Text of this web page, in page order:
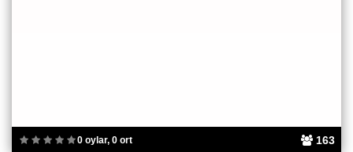
0 oylar, 0 ort 163